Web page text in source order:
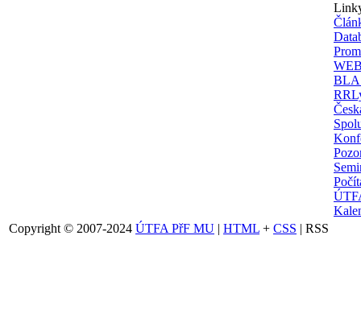
Copyright © 2007-2024 ÚTFA PřF MU | HTML + CSS | RSS